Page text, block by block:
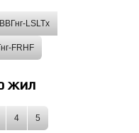
ВВГнг-LSLTx
FRHF
жил
4 5